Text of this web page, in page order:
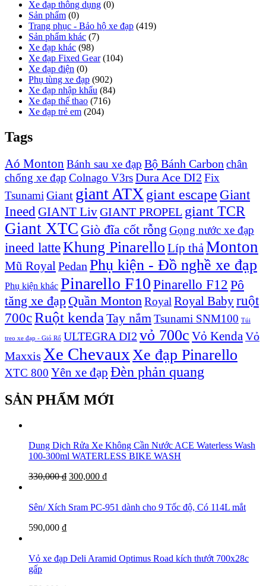
Xe đạp thông dụng (0)
Sản phẩm (0)
Trang phục - Bảo hộ xe đạp (419)
Sản phẩm khác (7)
Xe đạp khác (98)
Xe đạp Fixed Gear (104)
Xe đạp điện (0)
Phụ tùng xe đạp (902)
Xe đạp nhập khẩu (84)
Xe đạp thể thao (716)
Xe đạp trẻ em (204)
Tags
Aó Monton Bánh sau xe đạp Bộ Bánh Carbon chân
chống xe đạp Colnago V3rsDura Ace DI2 Fix
Tsunami Giant giant ATX giant escape Giant
Ineed GIANT LivGIANT PROPEL giant TCR
Giant XTC Giò đĩa cốt rỗng Gọng nước xe đạp
ineed latteKhung Pinarello Líp thảMonton
Mũ Royal Pedan Phụ kiện - Đồ nghề xe đạp
Phụ kiện khác Pinarello F10Pinarello F12 Pô
tăng xe đạp Quần MontonRoyal Royal Babyruột
700cRuột kendaTay nắmTsunami SNM100 Túi
treo xe đạp - Giỏ Rổ ULTEGRA DI2 vỏ 700c Vỏ KendaVỏ
Maxxis Xe ChevauxXe đạp Pinarello
XTC 800 Yên xe đạp Đèn phản quang
SẢN PHẨM MỚI
Dung Dịch Rửa Xe Không Cần Nước ACE Waterless Wash
100-300ml WATERLESS BIKE WASH
330,000₫ 300,000 ₫
Sên/ Xích Sram PC-951 dành cho 9 Tốc độ, Có 114L mắt
590,000 ₫
Vỏ xe đạp Deli Aramid Optimus Road kích thướt 700x28c
gấp